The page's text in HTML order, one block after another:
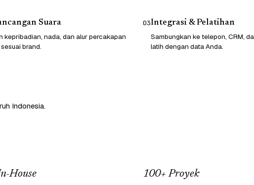
Suara
kepribadian, nada, dan alur percakapan
brand.
03Integrasi & Pelatihan
Sambungkan ke telepon, CRM,
latih dengan data Anda.
Indonesia.
House 100+ Proyek